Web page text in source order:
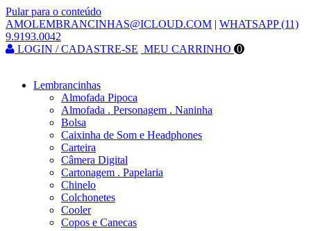
Pular para o conteúdo
AMOLEMBRANCINHAS@ICLOUD.COM | WHATSAPP (11)
9.9193.0042
LOGIN / CADASTRE-SE MEU CARRINHO 0
Lembrancinhas
Almofada Pipoca
Almofada . Personagem . Naninha
Bolsa
Caixinha de Som e Headphones
Carteira
Câmera Digital
Cartonagem . Papelaria
Chinelo
Colchonetes
Cooler
Copos e Canecas